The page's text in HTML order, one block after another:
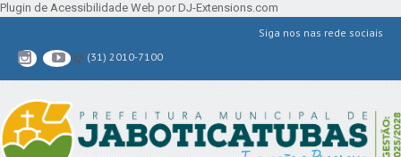
Plugin de Acessibilidade Web por DJ-Extensions.com
Siga nos nas rede sociais
(31) 2010-7100